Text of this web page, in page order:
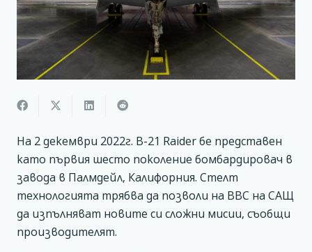
На 2 декември 2022г. B-21 Raider бе представен
като първия шесто поколение бомбардировач в
завода в Палмдейл, Калифорния. Стелт
технологията трябва да позволи на ВВС на САЩ
да изпълняват новите си сложни мисии, съобщи
производителят.